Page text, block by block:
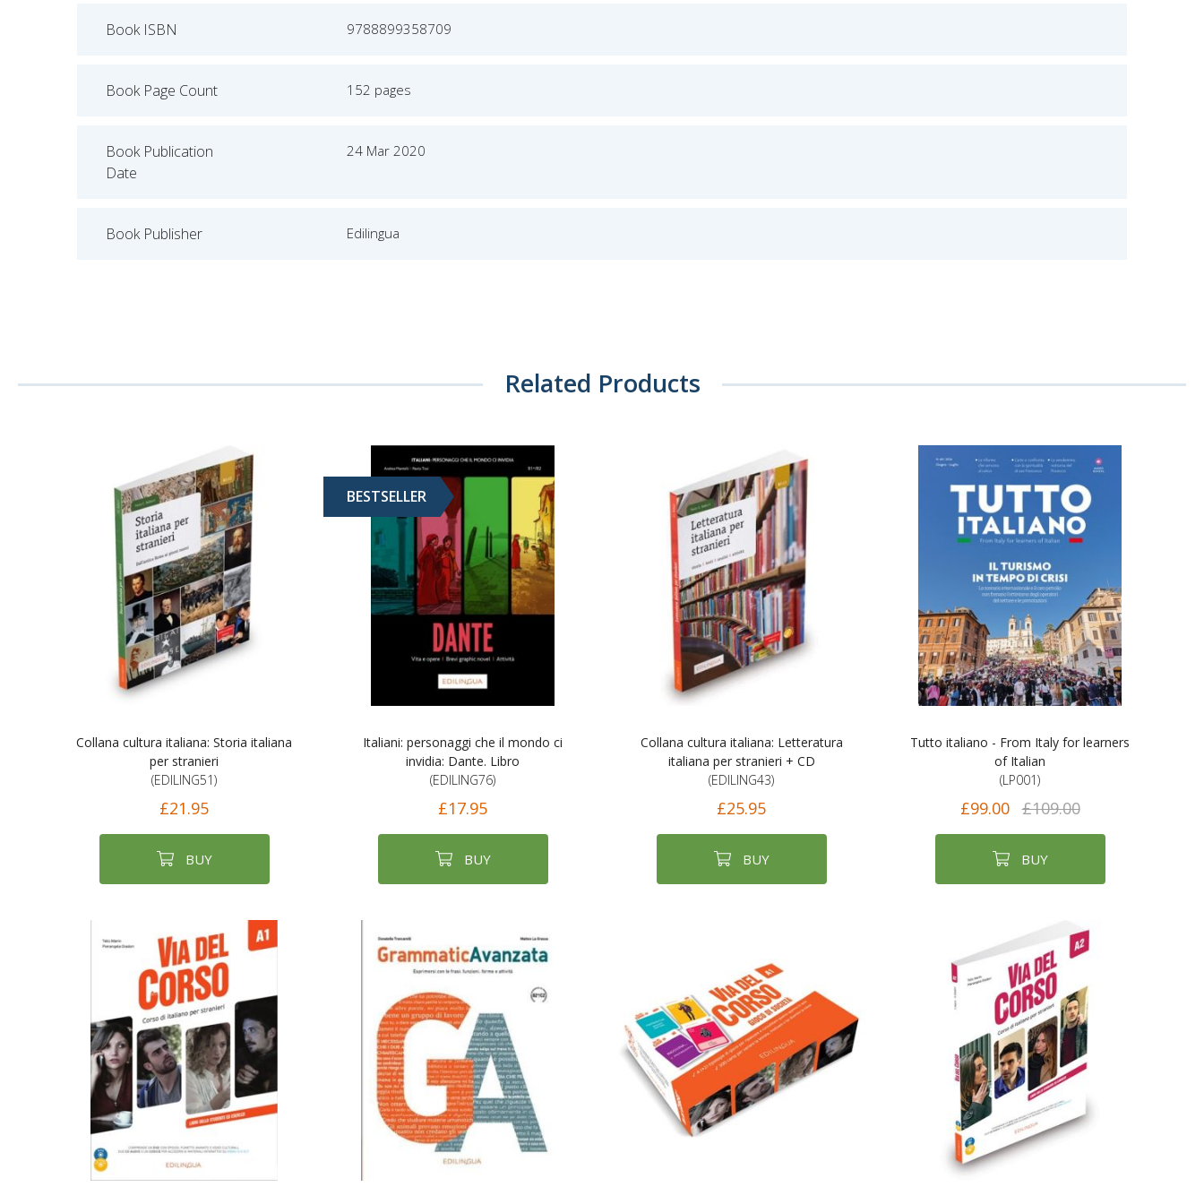
Book ISBN 9788899358709
Book Page Count 152 pages
Book Publication
Date
24 Mar 2020
Book Publisher Edilingua
Related Products
Collana cultura italiana: Storia italiana
per stranieri
(EDILING51)
£21.95
BUY
BESTSELLER
Italiani: personaggi che il mondo ci
invidia: Dante. Libro
(EDILING76)
£17.95
BUY
Collana cultura italiana: Letteratura
italiana per stranieri + CD
(EDILING43)
£25.95
BUY
Tutto italiano - From Italy for learners
of Italian
(LP001)
£99.00 £109.00
BUY